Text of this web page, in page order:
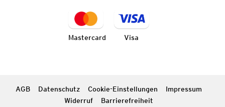
Mastercard Visa
AGB Datenschutz Cookie-Einstellungen
Impressum
Widerruf
Barrierefreiheit